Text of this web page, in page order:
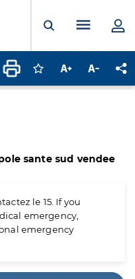
Ouvrir laMenu
Connectez-vous
Augmenter la
sante sud vendee
le 15. If you
emergency,
emergency